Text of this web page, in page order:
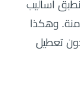
اساليب
وهكذا
تعطيل